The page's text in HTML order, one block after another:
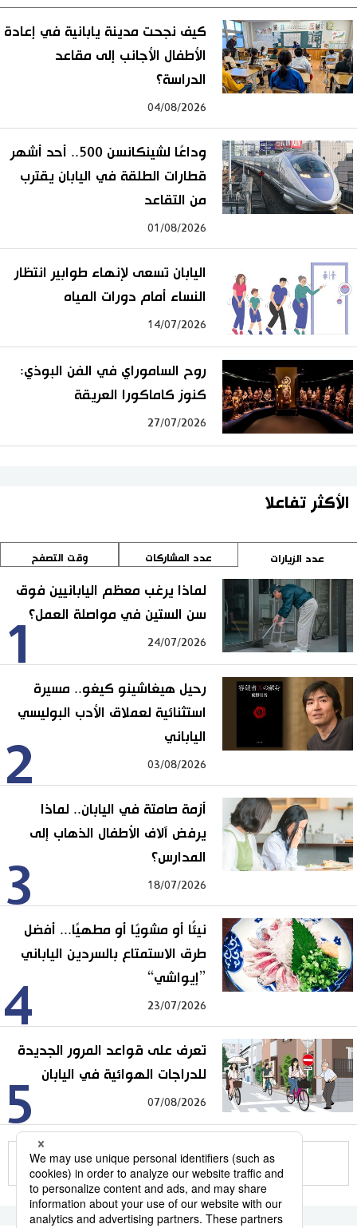
كيف نجحت مدينة يابانية في إعادة
الأطفال الأجانب إلى مقاعد
الدراسة؟
04/08/2026
وداعًا لشينكانسن 500.. أحد أشهر
قطارات الطلقة في اليابان يقترب
من التقاعد
01/08/2026
اليابان تسعى لإنهاء طوابير انتظار
النساء أمام دورات المياه
14/07/2026
روح الساموراي في الفن البوذي:
كنوز كاماكورا العريقة
27/07/2026
الأكثر تفاعلا
عدد الزيارات عدد المشاركات وقت التصفح
1
لماذا يرغب معظم اليابانيين فوق
سن الستين في مواصلة العمل؟
24/07/2026
2
رحيل هيغاشينو كيغو.. مسيرة
استثنائية لعملاق الأدب البوليسي
الياباني
03/08/2026
3
أزمة صامتة في اليابان.. لماذا
يرفض آلاف الأطفال الذهاب إلى
المدارس؟
18/07/2026
4
نيئًا أو مشويًا أو مطهيًا... أفضل
طرق الاستمتاع بالسردين الياباني
”إيواشي“
23/07/2026
5
تعرف على قواعد المرور الجديدة
للدراجات الهوائية في اليابان
07/08/2026
للمزيد